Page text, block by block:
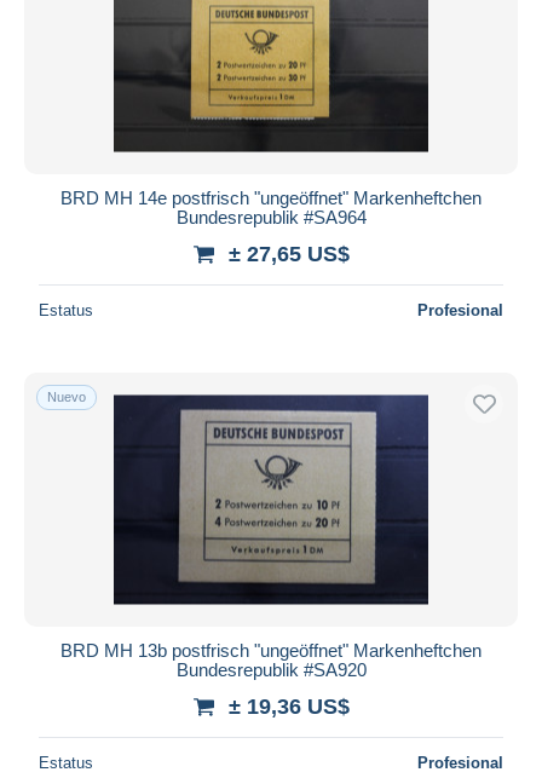
BRD MH 14e postfrisch "ungeöffnet" Markenheftchen
Bundesrepublik #SA964
± 27,65 US$
Estatus Profesional
Nuevo
BRD MH 13b postfrisch "ungeöffnet" Markenheftchen
Bundesrepublik #SA920
± 19,36 US$
Estatus Profesional